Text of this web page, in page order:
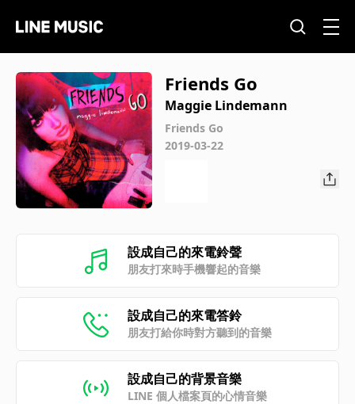
Friends Go
Maggie Lindemann
Friends Go
2019-03-22
設成自己的來電鈴聲
朋友打來時手機響起的音樂
設成自己的來電答鈴
朋友打給你時對方聽到的音樂
設成自己的背景音樂
LINE 個人檔案頁的心情音樂